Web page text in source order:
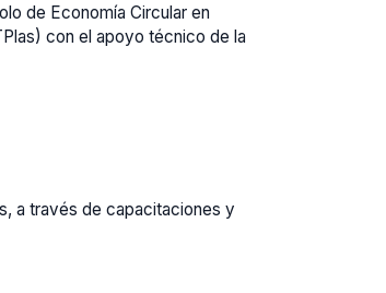
de Economía Circular en
con el apoyo técnico de la
a través de capacitaciones y